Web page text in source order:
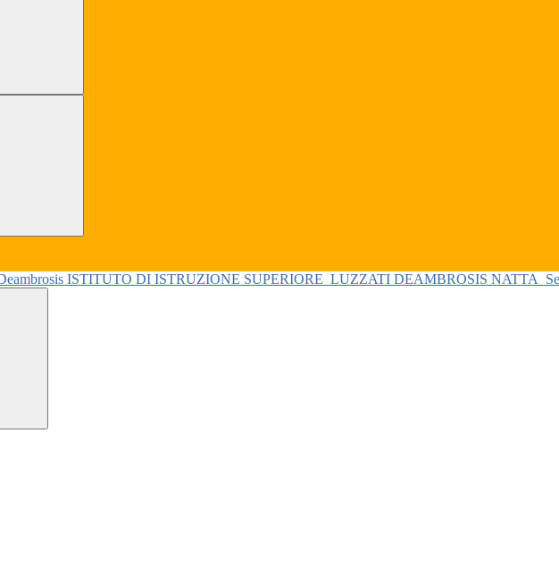
ISTITUTO DI ISTRUZIONE SUPERIORE LUZZATI DEAMBROSIS NATTA